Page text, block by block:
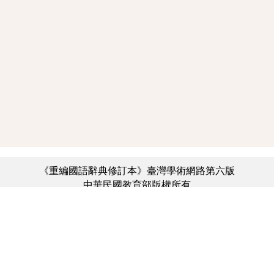
《重編國語辭典修訂本》臺灣學術網路第六版
中華民國教育部版權所有